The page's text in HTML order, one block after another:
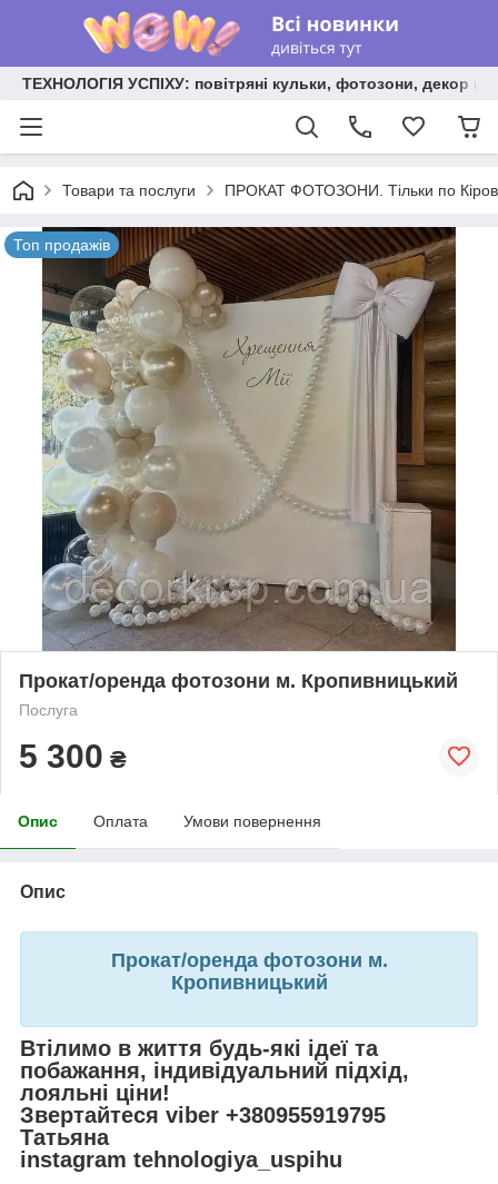
ТЕХНОЛОГІЯ УСПІХУ: повітряні кульки, фотозони, декор на
Товари та послуги ПРОКАТ ФОТОЗОНИ. Тільки по
Топ продажів
Прокат/оренда фотозони м. Кропивницький
Послуга
5 300 ₴
Опис Оплата Умови повернення
Опис
Прокат/оренда фотозони м.
Кропивницький
Втілимо в життя будь-які ідеї та
побажання, індивідуальний підхід,
лояльні ціни!
Звертайтеся viber +380955919795
Татьяна
instagram tehnologiya_uspihu